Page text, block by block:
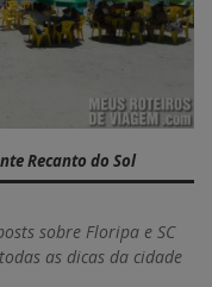
Recanto do Sol
sobre Floripa e SC
as dicas da cidade